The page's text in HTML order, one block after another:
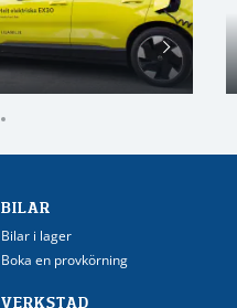
BILAR
Bilar i lager
Boka en provkörning
VERKSTAD